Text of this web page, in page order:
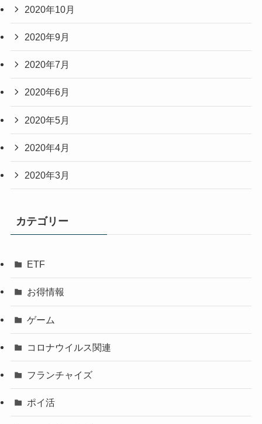
2020年10月
2020年9月
2020年7月
2020年6月
2020年5月
2020年4月
2020年3月
カテゴリー
ETF
お得情報
ゲーム
コロナウイルス関連
フランチャイズ
ポイ活